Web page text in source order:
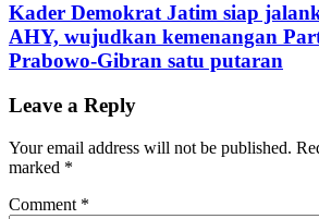
Kader Demokrat Jatim siap
AHY, wujudkan kemenangan
Prabowo-Gibran satu putaran
Leave a Reply
Your email address will not be published.
marked *
Comment *